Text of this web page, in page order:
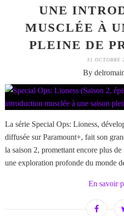
UNE
MUSCLÉE À
PLEINE DE
31 OCTOBRE
By
La série Special Ops: Lioness,
diffusée sur Paramount+, fait son
la saison 2, promettant encore plus de
une exploration profonde du monde
En savoir